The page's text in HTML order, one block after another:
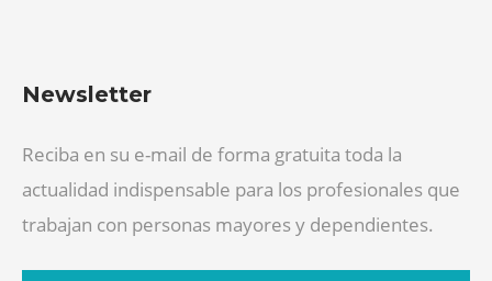
Newsletter
Reciba en su e-mail de forma gratuita toda la
actualidad indispensable para los profesionales que
trabajan con personas mayores y dependientes.